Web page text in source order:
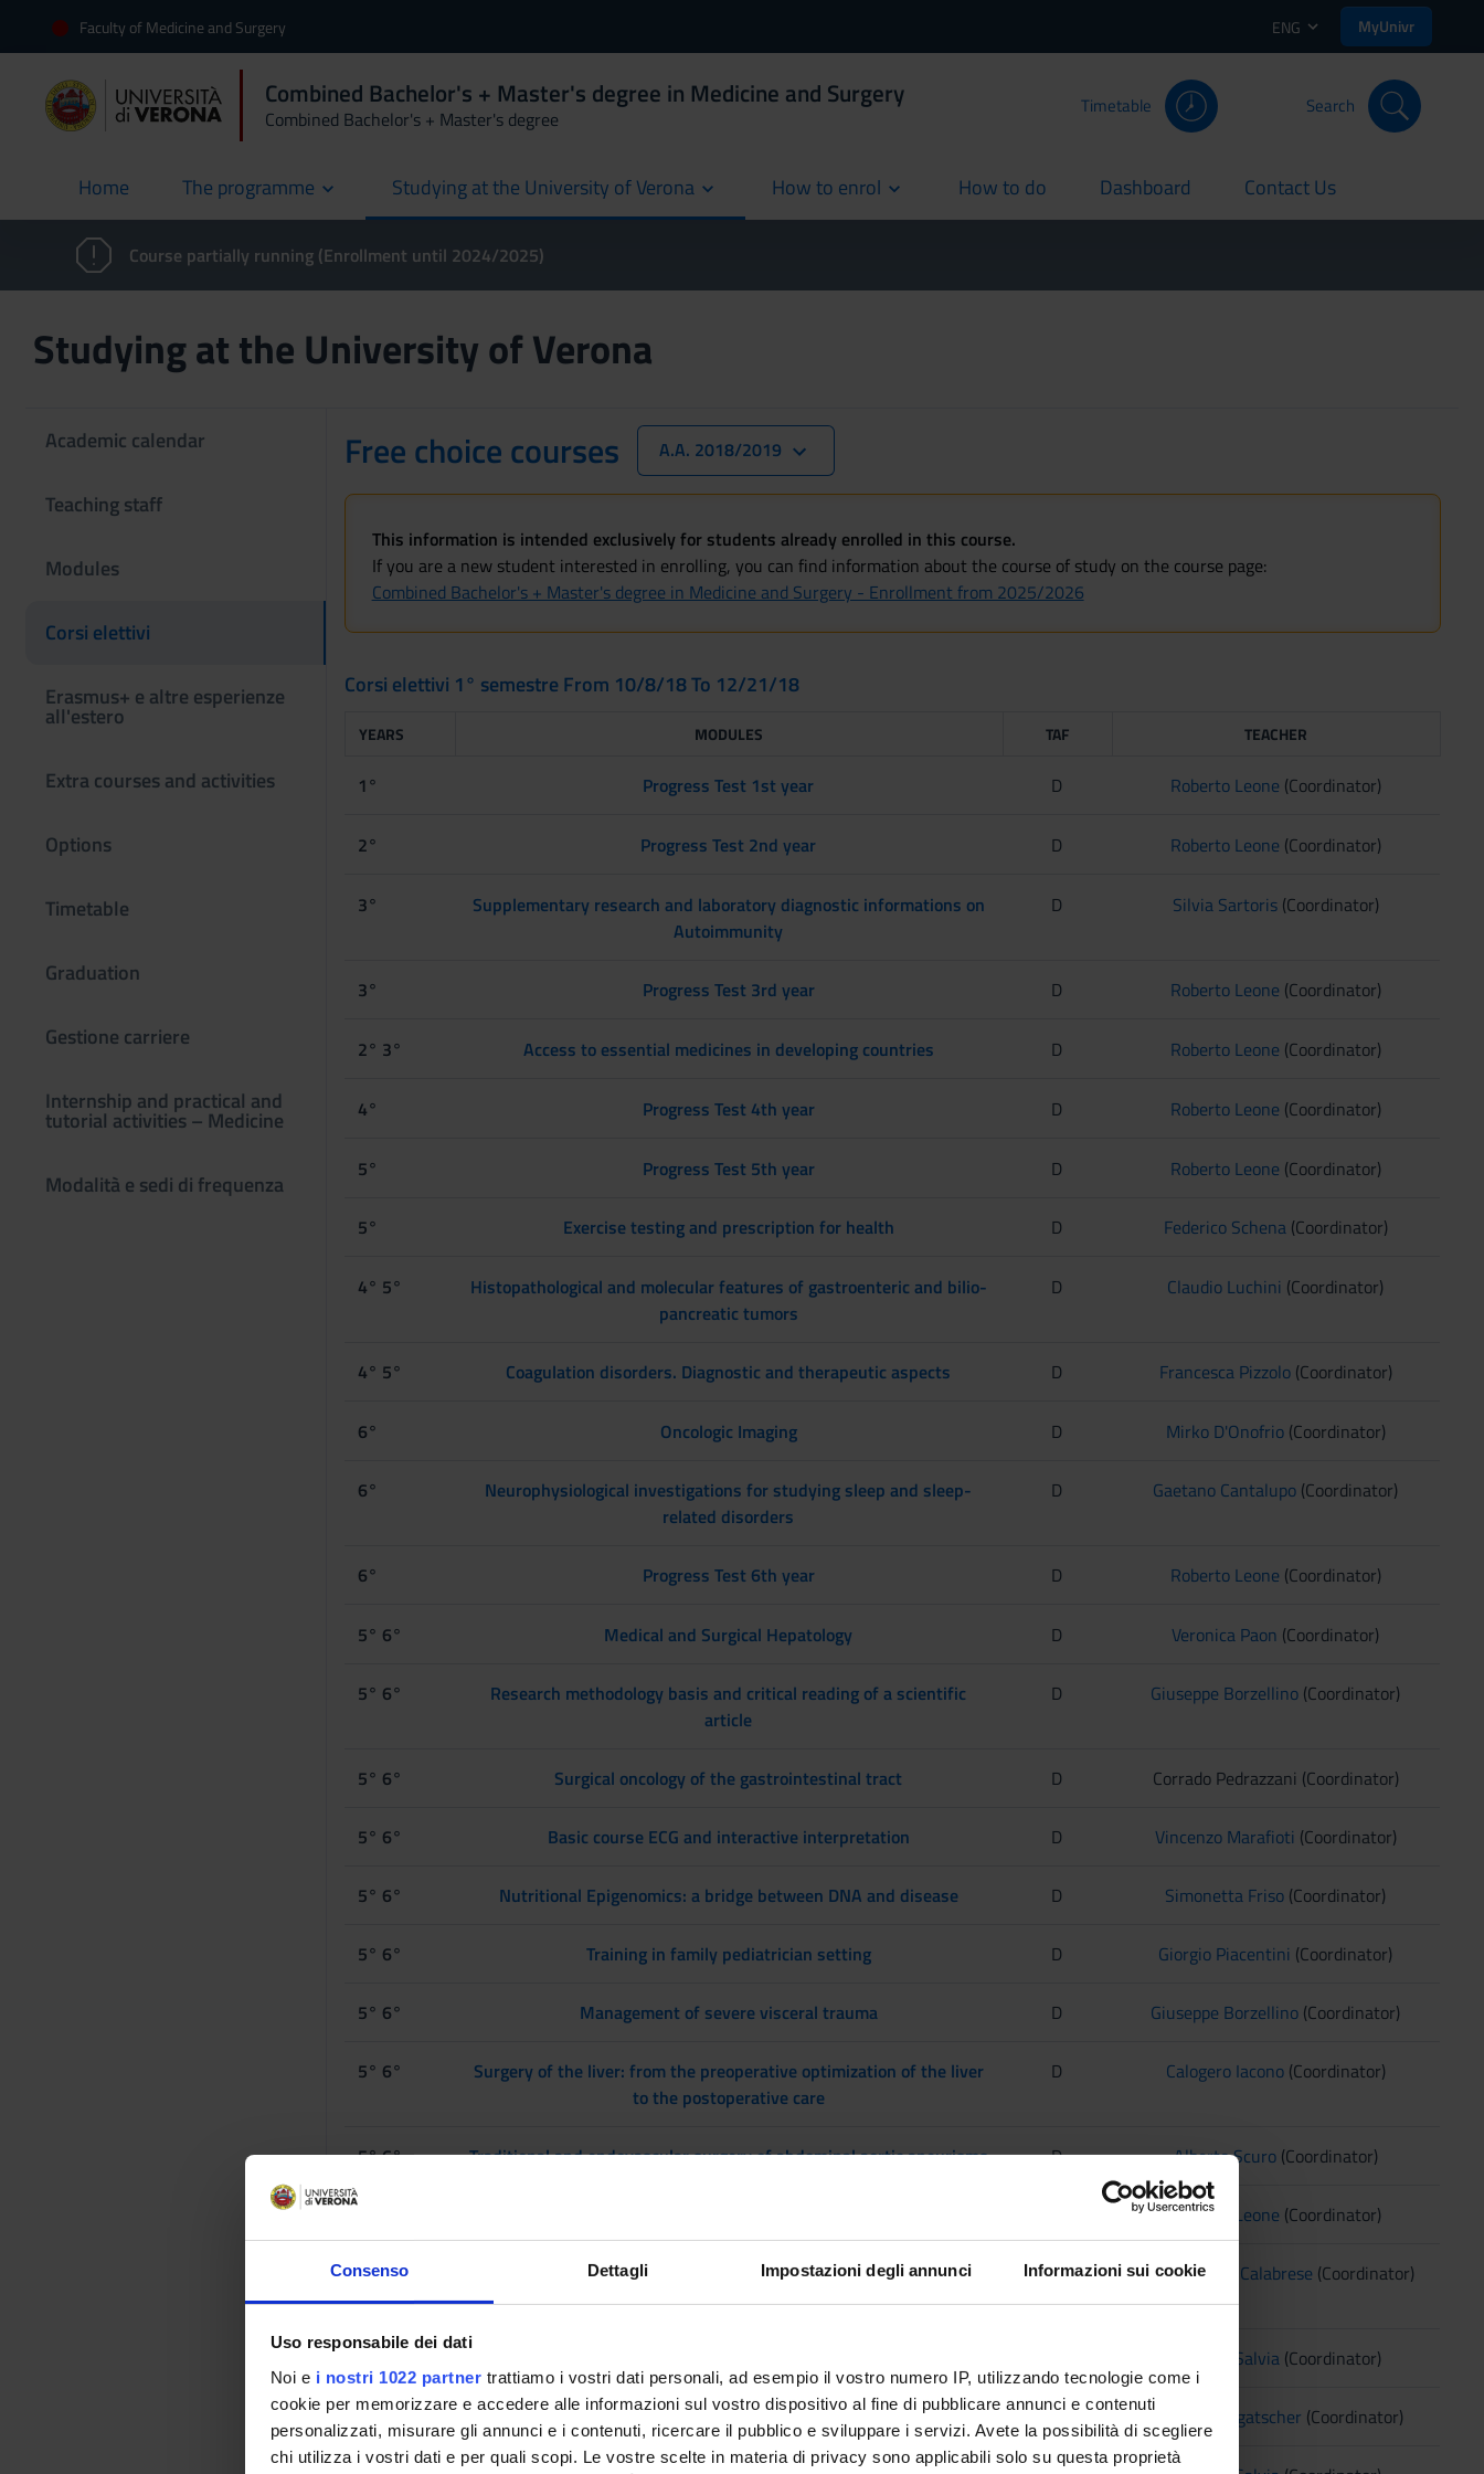
Consenso Dettagli Impostazioni degli annunci Informazioni sui cookie
Uso responsabile dei dati
Noi e i nostri 1022 partner trattiamo i vostri dati personali, ad esempio il vostro numero IP, utilizzando tecnologie come i
cookie per memorizzare e accedere alle informazioni sul vostro dispositivo al fine di pubblicare annunci e contenuti
personalizzati, misurare gli annunci e i contenuti, ricercare il pubblico e sviluppare i servizi. Avete la possibilità di scegliere
chi utilizza i vostri dati e per quali scopi. Le vostre scelte in materia di privacy sono applicabili solo su questa proprietà
Faculty of Medicine and Surgery ENG MyUnivr
Combined Bachelor's + Master's degree in Medicine and Surgery
Combined Bachelor's + Master's degree
Timetable Search
Home
current The programme Studying at the University of Verona How to enrol How to do
current Dashboard
current Contact Us
current
Course partially running (Enrollment until 2024/2025)
Studying at the University of Verona
Academic calendar
Teaching staff
Modules
Corsi elettivi
Erasmus+ e altre esperienze
all'estero
Extra courses and activities
Options
Timetable
Graduation
Gestione carriere
Internship and practical and
tutorial activities – Medicine
Modalità e sedi di frequenza
Free choice courses A.A. 2018/2019
This information is intended exclusively for students already enrolled in this course.
If you are a new student interested in enrolling, you can find information about the course of study on the course page:
Combined Bachelor's + Master's degree in Medicine and Surgery - Enrollment from 2025/2026
Corsi elettivi 1° semestre From 10/8/18 To 12/21/18
YEARS MODULES TAF TEACHER
1° Progress Test 1st year D Roberto Leone (Coordinator)
2° Progress Test 2nd year D Roberto Leone (Coordinator)
3°
Supplementary research and laboratory diagnostic informations on
Autoimmunity
D Silvia Sartoris(Coordinator)
3° Progress Test 3rd year D Roberto Leone (Coordinator)
2° 3° Access to essential medicines in developing countries D Roberto Leone (Coordinator)
4° Progress Test 4th year D Roberto Leone (Coordinator)
5° Progress Test 5th year D Roberto Leone (Coordinator)
5° Exercise testing and prescription for health D Federico Schena(Coordinator)
4° 5°
Histopathological and molecular features of gastroenteric and bilio-
pancreatic tumors
D Claudio Luchini (Coordinator)
4° 5° Coagulation disorders. Diagnostic and therapeutic aspects D Francesca Pizzolo(Coordinator)
6° Oncologic Imaging D Mirko D'Onofrio(Coordinator)
6°
Neurophysiological investigations for studying sleep and sleep-
related disorders
D Gaetano Cantalupo (Coordinator)
6° Progress Test 6th year D Roberto Leone (Coordinator)
5° 6° Medical and Surgical Hepatology D Veronica Paon (Coordinator)
5° 6°
Research methodology basis and critical reading of a scientific
article
D Giuseppe Borzellino (Coordinator)
5° 6° Surgical oncology of the gastrointestinal tract D Corrado Pedrazzani (Coordinator)
5° 6° Basic course ECG and interactive interpretation D Vincenzo Marafioti (Coordinator)
5° 6° Nutritional Epigenomics: a bridge between DNA and disease D Simonetta Friso (Coordinator)
5° 6° Training in family pediatrician setting D Giorgio Piacentini (Coordinator)
5° 6° Management of severe visceral trauma D Giuseppe Borzellino (Coordinator)
5° 6°
Surgery of the liver: from the preoperative optimization of the liver
to the postoperative care
D Calogero Iacono(Coordinator)
5° 6° Traditional and endovascular surgery of abdominal aortic aneurisms D Alberto Scuro(Coordinator)
5° 6° Roberto Leone (Coordinator)
5° 6°
Multiple Sclerosis and demyelinating diseases of the central
nervous system: from diagnosis to therapy
D Massimiliano Calabrese (Coordinator)
Roberto Salvia(Coordinator)
5° 6° Extracorporeal life support D Alessio Rungatscher (Coordinator)